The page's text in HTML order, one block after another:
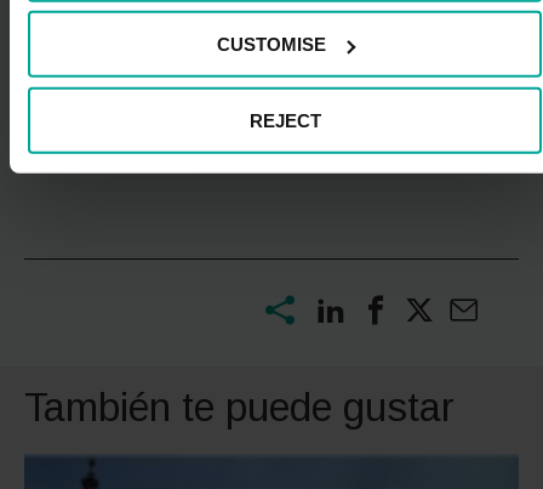
CUSTOMISE
REJECT
malentendidos y situaciones un poco tensas; para
evitar discutiros, tened mucha paciencia, exponed
acuerdo; ¡recordad que el objetivo del viaje es
divertirse y pasarlo bien!
También te puede gustar